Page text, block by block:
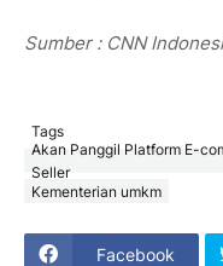
Sumber : CNN
Tags
Akan Panggil Platform E-
Seller
Kementerian umkm
Facebook